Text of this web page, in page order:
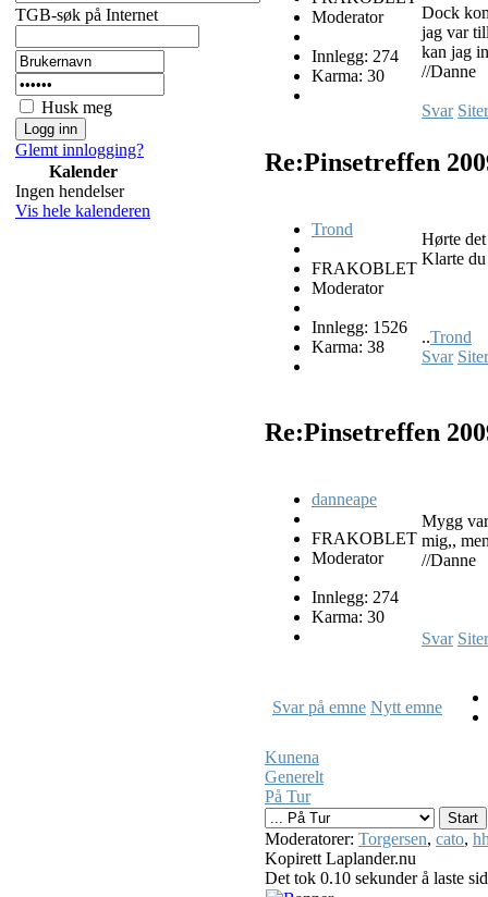
TGB-søk på Internet
Husk meg
Glemt innlogging?
Kalender
Ingen hendelser
Vis hele kalenderen
Moderator
Innlegg: 274
Karma: 30
Dock
jag var
kan jag
//Danne
Svar Siter
Re:Pinsetreffen
Trond
FRAKOBLET
Moderator
Innlegg: 1526
Karma: 38
Hørte
Klarte
..Trond
Svar Siter
Re:Pinsetreffen
danneape
FRAKOBLET
Moderator
Innlegg: 274
Karma: 30
Mygg
mig,,
//Danne
Svar Siter
Svar på emne Nytt emne
Kunena
Generelt
På Tur
Moderatorer: Torgersen, cato,
Kopirett Laplander.nu
Det tok 0.10 sekunder å laste